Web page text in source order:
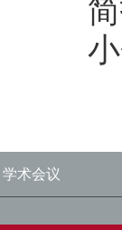
学术会议